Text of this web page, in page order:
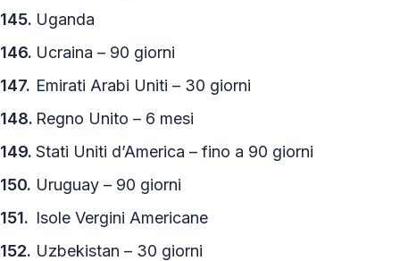
Uganda
Ucraina – 90 giorni
Emirati Arabi Uniti – 30 giorni
Regno Unito – 6 mesi
Stati Uniti d’America – fino a 90 giorni
Uruguay – 90 giorni
Isole Vergini Americane
Uzbekistan – 30 giorni